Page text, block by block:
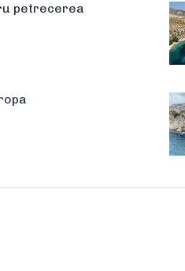
petrecerea